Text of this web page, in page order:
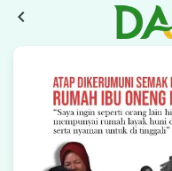
navigate_before